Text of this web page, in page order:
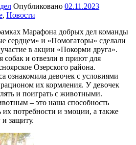
Опубликовано 02.11.2023
, Новости
Марафона добрых дел команды
сердцем» и «Помогаторы» сделали
в акции «Покорми друга».
собак и отвезли в приют для
Озерского района.
ознакомила девочек с условиями
их кормления. У девочек
и поиграть с животными.
– это наша способность
их потребности и эмоции, а также
и защиту.